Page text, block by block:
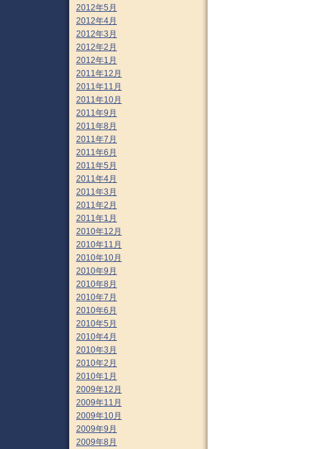
2012年5月
2012年4月
2012年3月
2012年2月
2012年1月
2011年12月
2011年11月
2011年10月
2011年9月
2011年8月
2011年7月
2011年6月
2011年5月
2011年4月
2011年3月
2011年2月
2011年1月
2010年12月
2010年11月
2010年10月
2010年9月
2010年8月
2010年7月
2010年6月
2010年5月
2010年4月
2010年3月
2010年2月
2010年1月
2009年12月
2009年11月
2009年10月
2009年9月
2009年8月